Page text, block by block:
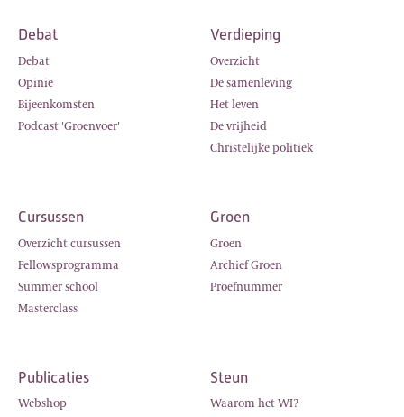
Debat
Debat
Opinie
Bijeenkomsten
Podcast 'Groenvoer'
Verdieping
Overzicht
De samenleving
Het leven
De vrijheid
Christelijke politiek
Cursussen
Overzicht cursussen
Fellowsprogramma
Summer school
Masterclass
Groen
Groen
Archief Groen
Proefnummer
Publicaties
Webshop
Steun
Waarom het WI?